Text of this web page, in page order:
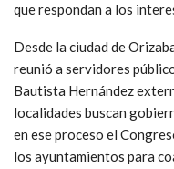
que respondan a los
Desde la ciudad de
reunió a servidores
Bautista Hernández
localidades buscan
en ese proceso el
los ayuntamientos para